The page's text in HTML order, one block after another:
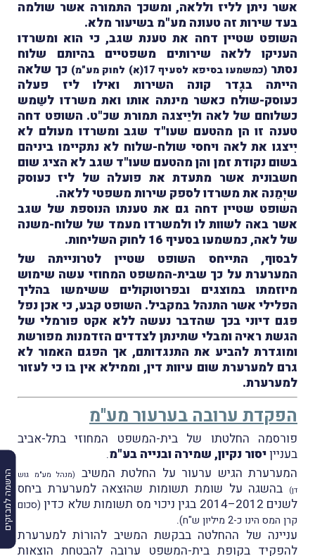
הרשמה למבזקים
אשר ניתן לליז וללאה, ומשכך התמורה אשר שולמה
בעד שירות זה טעונה מע"מ בשיעור מלא.
השופט שטיין דחה את טענת שגב, כי הוא ומשרדו
העניקו ללאה שירותים משפטיים בהיותם שלוח
נסתר (כמשמעו בסיפא לסעיף 17(א) לחוק מע"מ)
כך שלאה
הייתה בגֶדר קונה השירות ואילו ליז פעלה
כעוסק-שולח כאשר מינתה אותו ואת משרדו לשַמש
כשלוחם של לאה וליַיצגה תמורת שכ"ט. השופט דחה
טענה זו הן מהטעם שעו"ד שגב ומשרדו מעולם לא
יִיצגו את לאה ויחסי שולח-שלוח לא נתקיימו ביניהם
בשום נקודת זמן והן מהטעם שעו"ד שגב לא הציג שום
חשבונית אשר מתעדת את פועלה של ליז כעוסק
שיְמַנה את משרדו לספק שירות משפטי ללאה.
השופט שטיין דחה גם את טענתו הנוספת של שגב
אשר באה לשוות לו ולמשרדו מעמד של שלוח-משנה
של לאה, כמשמעו בסעיף 16 לחוק השליחות.
לבסוף, התייחס השופט שטיין לטרונייתה של
המערערת על כך שבית-המשפט המחוזי עשה שימוש
מיוזמתו במוצגים ובפרוטוקולים ששימשו בהליך
הפלילי אשר התנהל במקביל. השופט קבע, כי אכן נפל
פגם דיוני בכך שהדבר נעשה ללא אקט פורמלי של
הגשת ראיה ומבלי שתינתן לצדדים הזדמנות מפורשת
ומוגדרת להביע את התנגדותם, אך הפגם האמור לא
גרם למערערת שום עיוות דין, וממילא אין בו כי לעזור
למערערת.
הפקדת ערובה בערעור מע"מ
פורסמה החלטתו של בית-המשפט המחוזי בתל-אביב
בענייןיסור נקיון, שמירה ובנייה בע"מ.
המערערת הגיש ערעור על החלטת המשיב
(מנהל מע"מ גוש
דן)
בהשגה על שומת תשומות שהוּצאה למערערת ביחס
לשנים 2012–2014 בגין ניכוי מס תשומות שלא כדין
(סכום
קרן המס הינו כ-2 מיליון ש"ח)
.
עניינה של ההחלטה בבקשת המשיב להורוֹת למערערת
להפקיד בקופת בית-המשפט ערובה להבטחת הוצאות